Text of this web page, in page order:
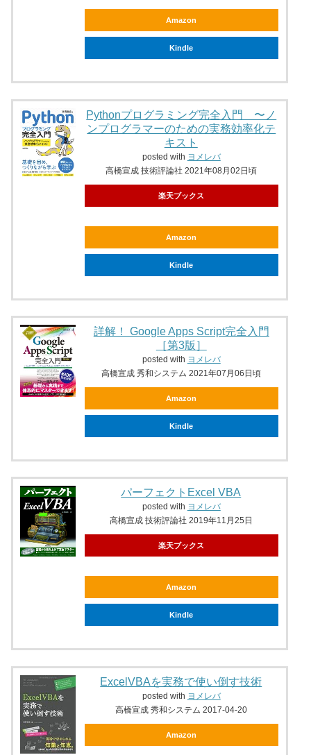
Amazon
Kindle
Pythonプログラミング完全入門 〜ノ
ンプログラマーのための実務効率化テ
キスト
posted with ヨメレバ
高橋宣成 技術評論社 2021年08月02日頃
楽天ブックス
Amazon
Kindle
詳解！ Google Apps Script完全入門
［第3版］
posted with ヨメレバ
高橋宣成 秀和システム 2021年07月06日頃
Amazon
Kindle
パーフェクトExcel VBA
posted with ヨメレバ
高橋宣成 技術評論社 2019年11月25日
楽天ブックス
Amazon
Kindle
ExcelVBAを実務で使い倒す技術
posted with ヨメレバ
高橋宣成 秀和システム 2017-04-20
Amazon